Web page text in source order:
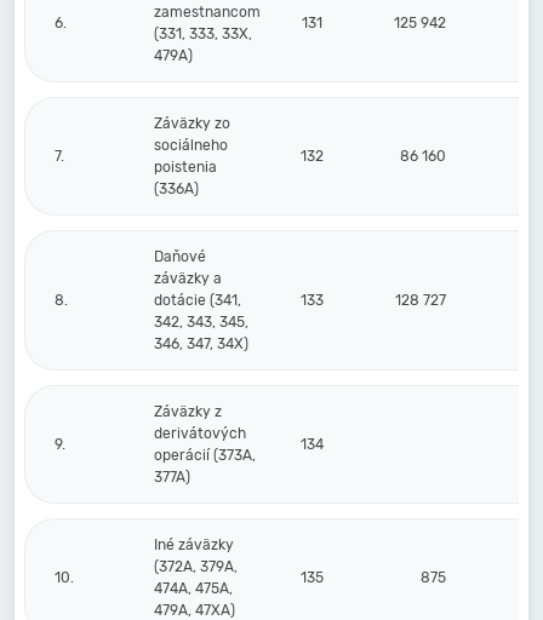
6.
zamestnancom
(331, 333, 33X,
479A)
131 125 942
7.
Záväzky zo
sociálneho
poistenia
(336A)
132 86 160
8.
Daňové
záväzky a
dotácie (341,
342, 343, 345,
346, 347, 34X)
133 128 727
9.
Záväzky z
derivátových
operácií (373A,
377A)
134
10.
Iné záväzky
(372A, 379A,
474A, 475A,
479A, 47XA)
135 875